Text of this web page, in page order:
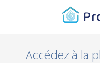
Accédez à la